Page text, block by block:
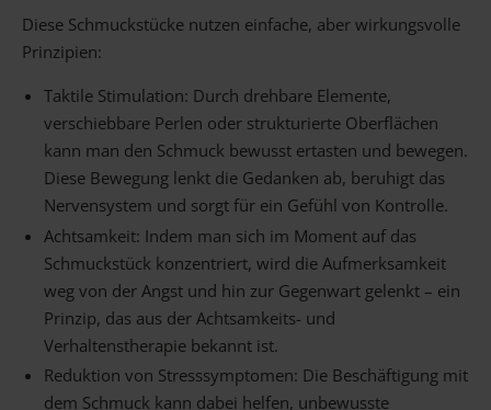
Diese Schmuckstücke nutzen einfache, aber wirkungsvolle
Prinzipien:
Taktile Stimulation: Durch drehbare Elemente,
verschiebbare Perlen oder strukturierte Oberflächen
kann man den Schmuck bewusst ertasten und bewegen.
Diese Bewegung lenkt die Gedanken ab, beruhigt das
Nervensystem und sorgt für ein Gefühl von Kontrolle.
Achtsamkeit: Indem man sich im Moment auf das
Schmuckstück konzentriert, wird die Aufmerksamkeit
weg von der Angst und hin zur Gegenwart gelenkt – ein
Prinzip, das aus der Achtsamkeits- und
Verhaltenstherapie bekannt ist.
Reduktion von Stresssymptomen: Die Beschäftigung mit
dem Schmuck kann dabei helfen, unbewusste